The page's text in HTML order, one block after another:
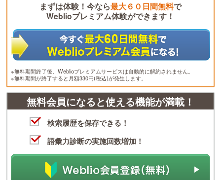
まずは体験！今なら最大６０日間無料で
Weblioプレミアム体験ができます！
※無料期間終了後、Weblioプレミアムサービスは自動的に解約されません。
※無料期間が終了すると月額330円(税込)が発生します。
無料会員になると使える機能が満載！
検索履歴を保存できる！
語彙力診断の実施回数増加！